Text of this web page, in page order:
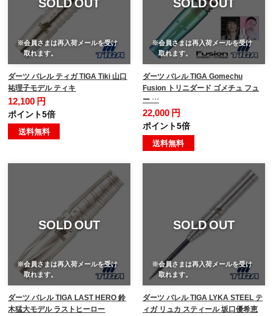
※会員さまは再入荷メールを受け
取れます。
ダーツ バレル ティガ TIGA Tiki 山口
祐理子モデル ティキ
12,100 円
ポイント5倍
送料無料
※会員さまは再入荷メールを受け
取れます。
ダーツ バレル TIGA Gomechu
Fusion トリニダード ゴメチュ フュ
ー …
22,000 円
ポイント5倍
送料無料
SOLD OUT
※会員さまは再入荷メールを受け
取れます。
ダーツ バレル TIGA LAST HERO 鈴
木猛大モデル ラストヒーロー
SOLD OUT
※会員さまは再入荷メールを受け
取れます。
ダーツ バレル TIGA LYKA STEEL テ
ィガ リュカ スティール 坂口優希恵